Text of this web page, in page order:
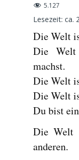
5.127
Lesezeit: ca. 2
Die Welt
Die
machst.
Die Welt
Die Welt
Du bist
Die Welt
anderen.